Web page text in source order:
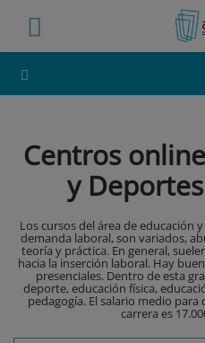
Centros
y
Los cursos del área de educación
demanda laboral, son variados,
teoría y práctica. En general,
hacia la inserción laboral. Hay
presenciales. Dentro de esta
deporte, educación física,
pedagogía. El salario medio
carrera es